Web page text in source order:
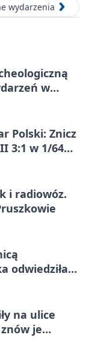
wydarzenia
w
Polski: Znicz
3:1 w 1/64
i radiowóz.
odwiedziła
na ulice
je